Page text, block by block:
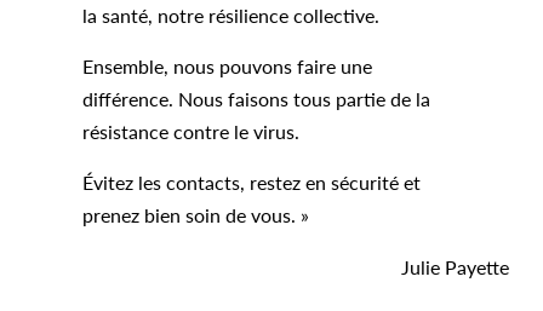
la santé, notre résilience collective.
Ensemble, nous pouvons faire une
différence. Nous faisons tous partie de la
résistance contre le virus.
Évitez les contacts, restez en sécurité et
prenez bien soin de vous. »
Julie Payette